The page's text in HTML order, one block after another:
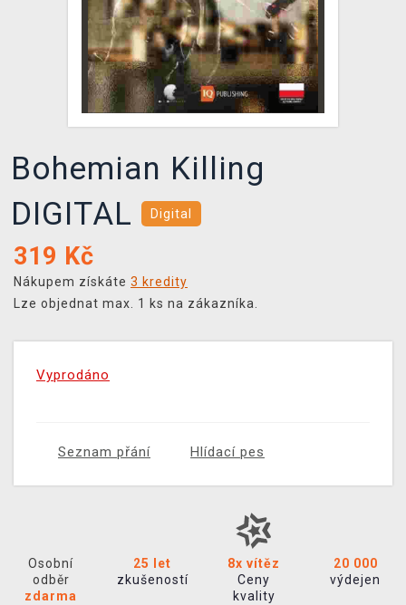
TCG & BOARDGAME HUB
VÝKUP HER (BAZAR)
Bohemian Killing
DIGITAL
Digital
319 Kč
Nákupem získáte 3 kredity
Lze objednat max. 1 ks na zákazníka.
Vyprodáno
Seznam přání Hlídací pes
Osobní
odběr
zdarma
25 let
zkušeností
8x vítěz
Ceny
kvality
20 000
výdejen